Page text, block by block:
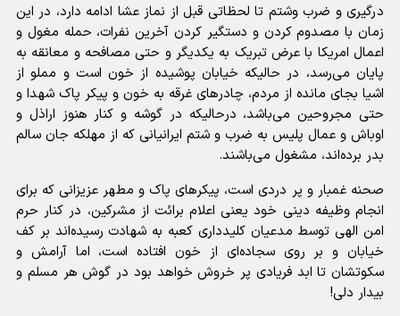
درگیری و ضرب وشتم تا لحظاتی قبل از نماز عشا ادامه دارد، در این
زمان با مصدوم کردن و دستگیر کردن آخرین نفرات، حمله مغول و
اعمال امریکا با عرض تبریک به یکدیگر و حتی مصافحه و معانقه به
پایان می‌رسد، در حالیکه خیابان پوشیده از خون است و مملو از
اشیا بجای مانده از مردم، چادر‌های غرقه به خون و پیکر پاک شهدا و
حتی مجروحین می‌باشد، درحالیکه در گوشه و کنار هنوز اراذل و
اوباش و عمال پلیس به ضرب و شتم ایرانیانی که از مهلکه جان سالم
بدر برده‌اند، مشغول می‌باشند.
صحنه غمبار و پر دردی است، پیکر‌های پاک و مطهر عزیزانی که برای
انجام وظیفه دینی خود یعنی اعلام برائت از مشرکین، در کنار حرم
امن الهی توسط مدعیان کلیدداری کعبه به شهادت رسیده‌اند بر کف
خیابان و بر روی سجاده‌ای از خون افتاده است، اما آرامش و
سکوتشان تا ابد فریادی پر خروش خواهد بود در گوش هر مسلم و
بیدار دلی!